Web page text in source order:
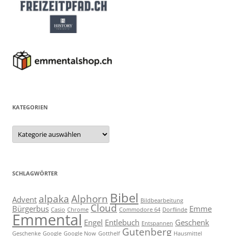
KATEGORIEN
Kategorien
SCHLAGWÖRTER
Advent alpaka Alphorn Bibel Bildbearbeitung
Bürgerbus Casio Chrome Cloud Commodore 64 Dorflinde Emme
Emmental Engel Entlebuch Entspannen Geschenk
Geschenke Google Google Now Gotthelf Gutenberg Hausmittel